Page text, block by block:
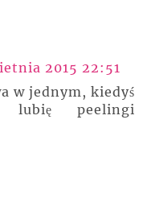
2015 22:51
w jednym, kiedyś
peelingi